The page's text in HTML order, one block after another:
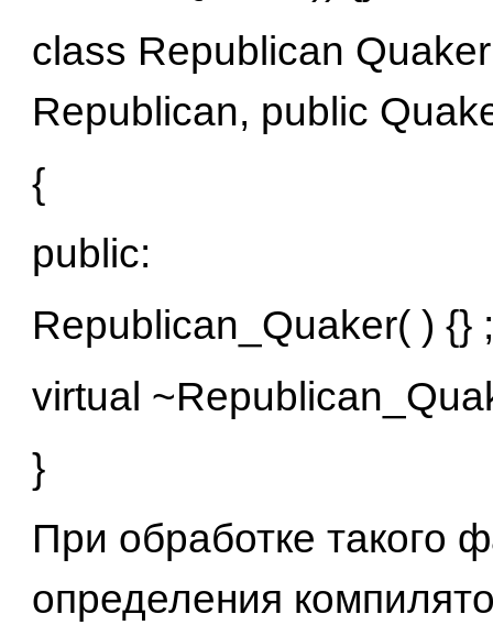
class Republican
Republican, public
{
public:
Republican_Quaker( ) {} ;
virtual
}
При обработке такого
определения